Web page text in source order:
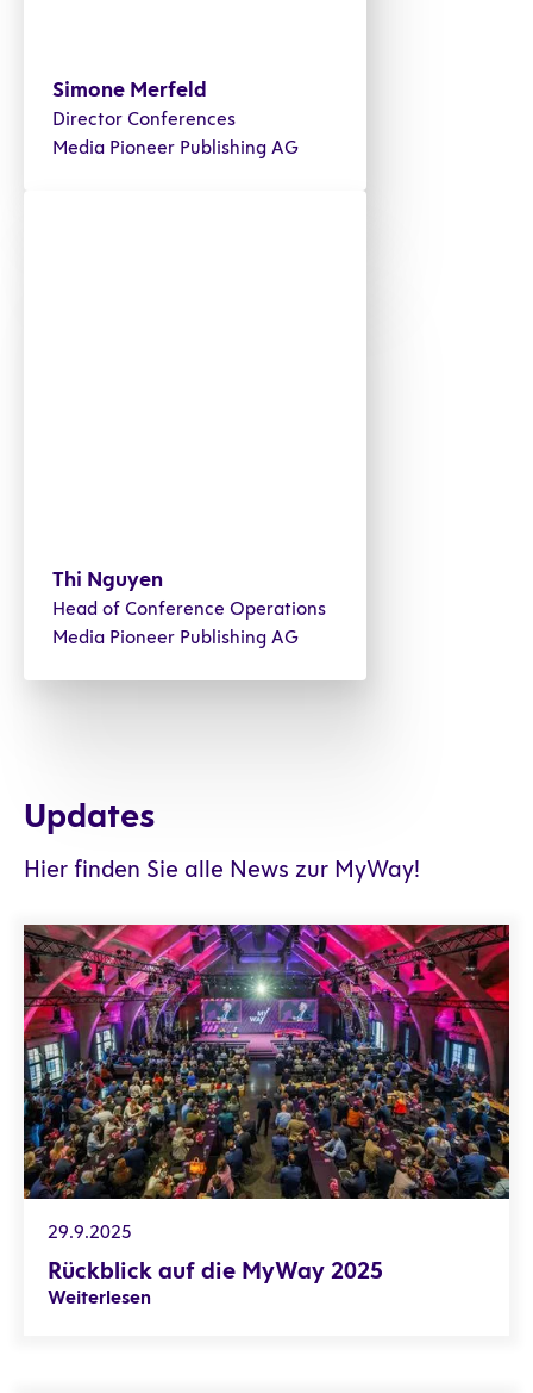
Simone Merfeld
Director Conferences
Media Pioneer Publishing AG
Thi Nguyen
Head of Conference Operations
Media Pioneer Publishing AG
Updates
Hier finden Sie alle News zur MyWay!
29.9.2025
Rückblick auf die MyWay 2025
Weiterlesen
Rückblick auf die MyWay 2025